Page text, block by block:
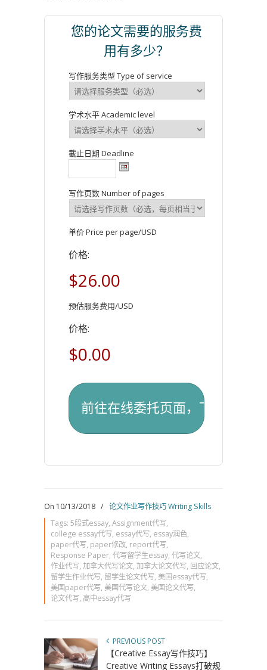
您的论文需要的服务费
用有多少？
写作服务类型 Type of service
学术水平 Academic level
截止日期 Deadline
写作页数 Number of pages
单价 Price per page/USD
价格:
$26.00
预估服务费用/USD
价格:
$0.00
On 10/13/2018 / 论文作业写作技巧 Writing Skills
Tags: 5段式essay, Assignment代写,
college essay代写, essay代写, essay润色,
paper代写, paper修改, report代写,
Response Paper, 代写留学生essay, 代写论文,
作业代写, 加拿大代写论文, 加拿大论文代写, 回应论文,
留学生作业代写, 留学生论文代写, 美国essay代写,
美国paper代写, 美国代写论文, 美国论文代写,
论文代写, 高中essay代写
PREVIOUS POST
【Creative Essay写作技巧】
Creative Writing Essays打破规